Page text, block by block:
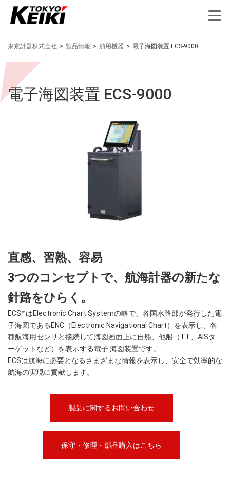
東京計器株式会社 > 製品情報 > 舶用機器 > 電子海図装置 ECS-9000
電子海図装置 ECS-9000
直感、習熟、容易
3つのコンセプトで、航海計器の新たな
針路をひらく。
ECS™はElectronic Chart Systemの略で、各国水路部が発行した電
子海図であるENC（Electronic Navigational Chart）を表示し、各
種航海用センサと接続して海図画面上に自船、他船（TT、AISタ
ーゲットなど）を表示する電子 海図装置です。
ECSは航海に必要となるさまざまな情報を表示し、安全で効率的な
航海の実現に貢献します。
製品に関するお問い合わせ
保守・修理・部品購入はこちら